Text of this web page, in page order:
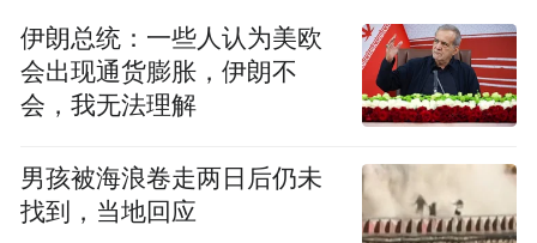
在今年1月的美国海军水面舰艇协会（SNA）年会
上，展出的“特朗普”级概念模型仍然是没有烟囱的设
计
美国海军在这份文档中表示，核动力战舰的
伊朗总统：一些人认为美欧
会出现通货膨胀，伊朗不
会，我无法理解
男孩被海浪卷走两日后仍未
找到，当地回应